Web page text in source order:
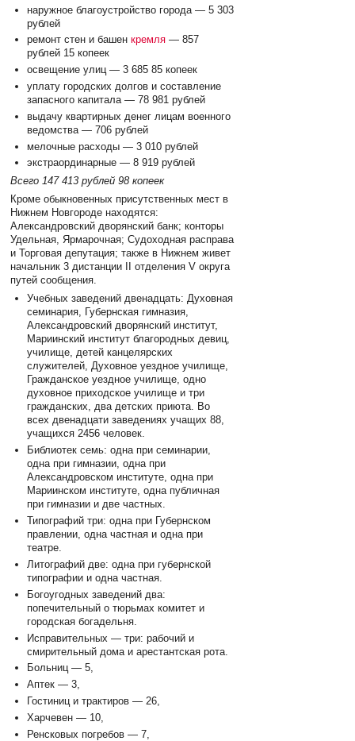
наружное благоустройство города — 5 303
рублей
ремонт стен и башен кремля— 857
рублей 15 копеек
освещение улиц — 3 685 85 копеек
уплату городских долгов и составление
запасного капитала — 78 981 рублей
выдачу квартирных денег лицам военного
ведомства — 706 рублей
мелочные расходы — 3 010 рублей
экстраординарные — 8 919 рублей
Всего 147 413 рублей 98 копеек
Кроме обыкновенных присутственных мест в
Нижнем Новгороде находятся:
Александровский дворянский банк; конторы
Удельная, Ярмарочная; Судоходная расправа
и Торговая депутация; также в Нижнем живет
начальник 3 дистанции II отделения V округа
путей сообщения.
Учебных заведений двенадцать: Духовная
семинария, Губернская гимназия,
Александровский дворянский институт,
Мариинский институт благородных девиц,
училище, детей канцелярских
служителей, Духовное уездное училище,
Гражданское уездное училище, одно
духовное приходское училище и три
гражданских, два детских приюта. Во
всех двенадцати заведениях учащих 88,
учащихся 2456 человек.
Библиотек семь: одна при семинарии,
одна при гимназии, одна при
Александровском институте, одна при
Мариинском институте, одна публичная
при гимназии и две частных.
Типографий три: одна при Губернском
правлении, одна частная и одна при
театре.
Литографий две: одна при губернской
типографии и одна частная.
Богоугодных заведений два:
попечительный о тюрьмах комитет и
городская богадельня.
Исправительных — три: рабочий и
смирительный дома и арестантская рота.
Больниц — 5,
Аптек — 3,
Гостиниц и трактиров — 26,
Харчевен — 10,
Ренсковых погребов — 7,